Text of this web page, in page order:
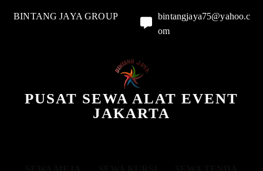
BINTANG JAYA GROUP
bintangjaya75@yahoo.c
om
PUSAT SEWA ALAT EVENT
JAKARTA